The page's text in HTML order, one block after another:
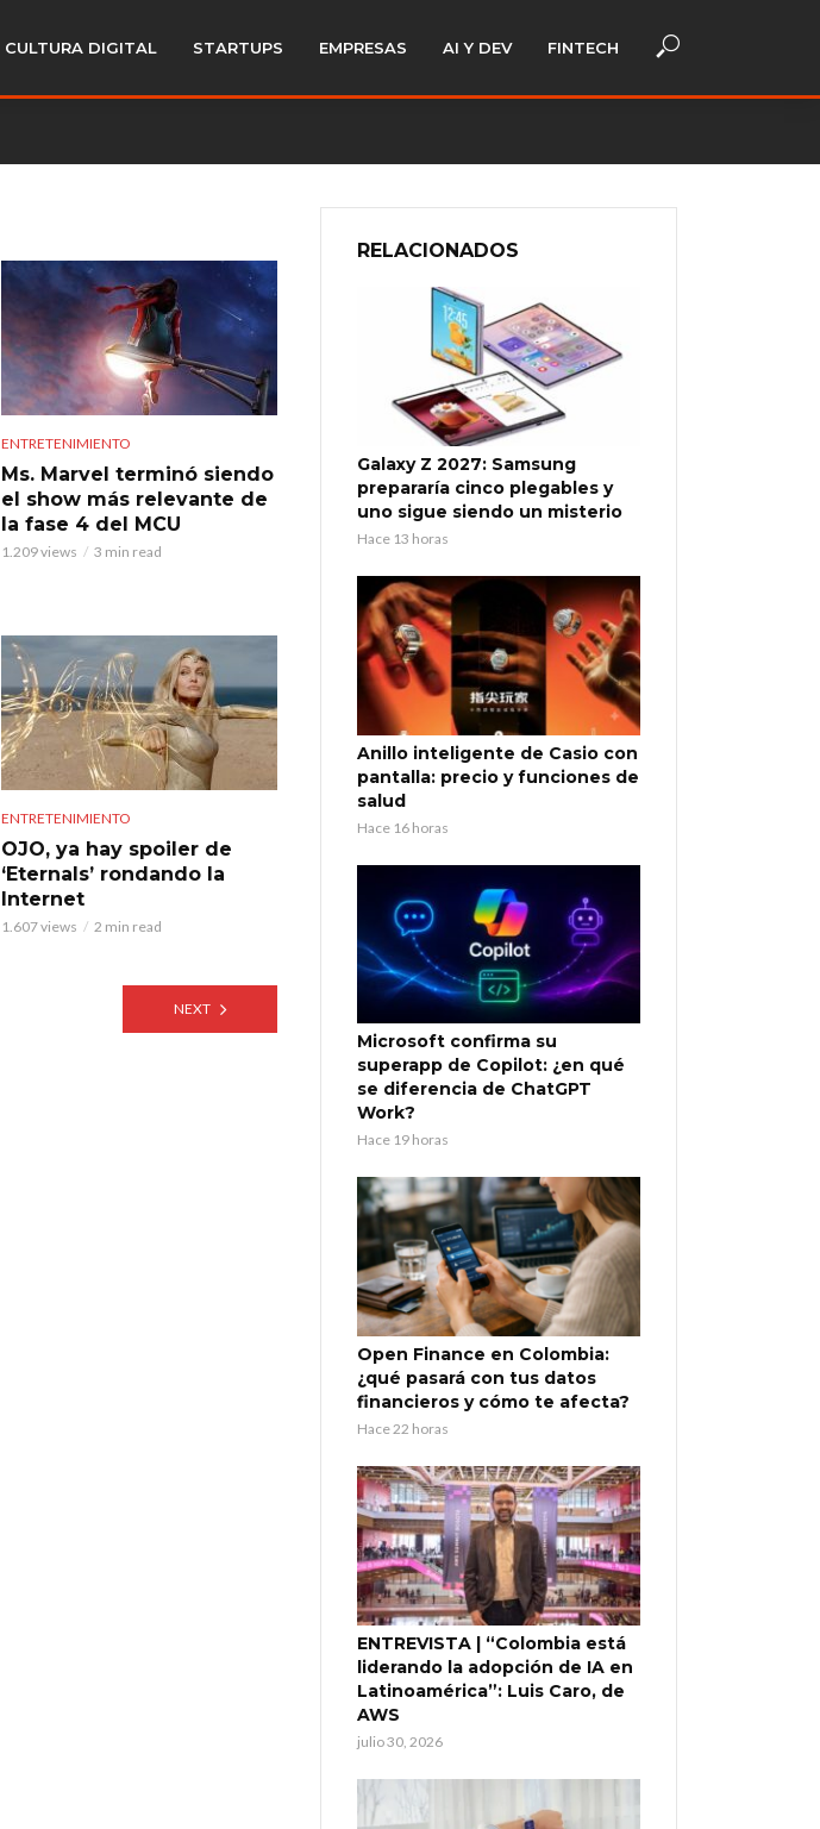
CULTURA DIGITAL STARTUPS EMPRESAS AI Y DEV FINTECH
ENTRETENIMIENTO
Ms. Marvel terminó siendo
el show más relevante de
la fase 4 del MCU
1.209 views 3 min read
ENTRETENIMIENTO
OJO, ya hay spoiler de
‘Eternals’ rondando la
Internet
1.607 views 2 min read
NEXT
RELACIONADOS
Galaxy Z 2027: Samsung
prepararía cinco plegables y
uno sigue siendo un misterio
Hace 13 horas
Anillo inteligente de Casio con
pantalla: precio y funciones de
salud
Hace 16 horas
Microsoft confirma su
superapp de Copilot: ¿en qué
se diferencia de ChatGPT
Work?
Hace 19 horas
Open Finance en Colombia:
¿qué pasará con tus datos
financieros y cómo te afecta?
Hace 22 horas
ENTREVISTA | “Colombia está
liderando la adopción de IA en
Latinoamérica”: Luis Caro, de
AWS
julio 30, 2026